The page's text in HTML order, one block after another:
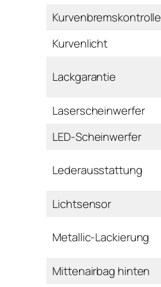
Kurvenbremskontrolle
Kurvenlicht
Lackgarantie
Laserscheinwerfer
LED-Scheinwerfer
Lederausstattung
Lichtsensor
Metallic-Lackierung
Mittenairbag hinten